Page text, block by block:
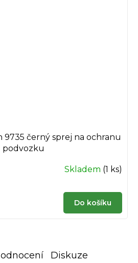
9735 černý sprej na ochranu
podvozku
Skladem (1 ks)
Do košíku
Diskuze